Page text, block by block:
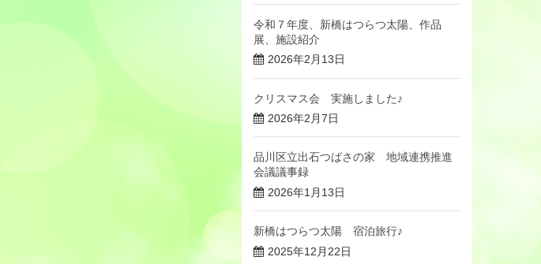
令和７年度、新橋はつらつ太陽、作品
展、施設紹介
2026年2月13日
クリスマス会 実施しました♪
2026年2月7日
品川区立出石つばさの家 地域連携推進
会議議事録
2026年1月13日
新橋はつらつ太陽 宿泊旅行♪
2025年12月22日